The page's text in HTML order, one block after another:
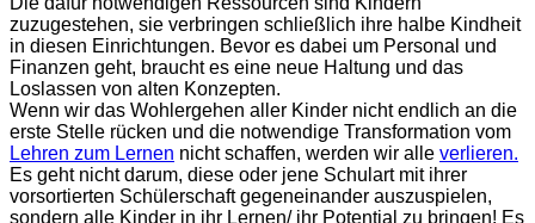
zuzugestehen, sie verbringen schließlich ihre halbe Kindheit
in diesen Einrichtungen. Bevor es dabei um Personal und
Finanzen geht, braucht es eine neue Haltung und das
Loslassen von alten Konzepten.
Wenn wir das Wohlergehen aller Kinder nicht endlich an die
erste Stelle rücken und die notwendige Transformation vom
Lehren zum Lernen nicht schaffen, werden wir alle verlieren.
Es geht nicht darum, diese oder jene Schulart mit ihrer
vorsortierten Schülerschaft gegeneinander auszuspielen,
sondern alle Kinder in ihr Lernen/ ihr Potential zu bringen! Es